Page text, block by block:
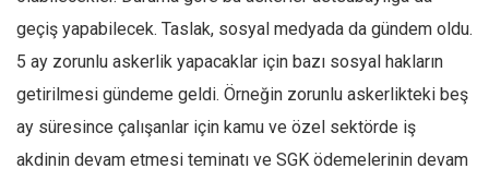
Sağlık
Gıda-Beslenme
Hayat
Türkiye
geçiş yapabilecek. Taslak, sosyal medyada da gündem oldu.
5 ay zorunlu askerlik yapacaklar için bazı sosyal hakların
getirilmesi gündeme geldi. Örneğin zorunlu askerlikteki beş
ay süresince çalışanlar için kamu ve özel sektörde iş
akdinin devam etmesi teminatı ve SGK ödemelerinin devam